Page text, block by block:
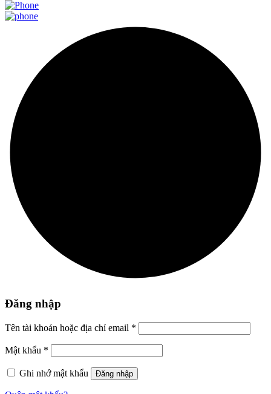
Đăng nhập
Tên tài khoản hoặc địa chỉ email *
Mật khẩu *
Ghi nhớ mật khẩu Đăng nhập